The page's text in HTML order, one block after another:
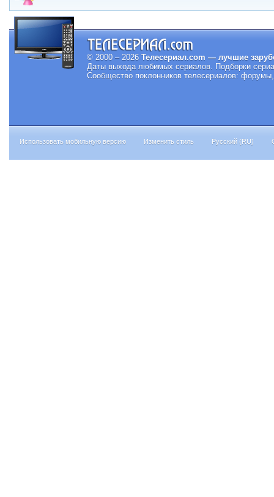
© 2000 – 2026 Телесериал.com — лучшие
Даты выхода любимых сериалов. Подборки
Сообщество поклонников телесериалов:
Использовать мобильную версию Изменить стиль Русский (RU)